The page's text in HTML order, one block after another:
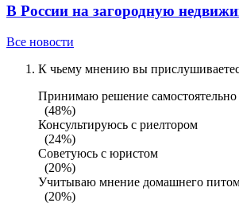
В России на загородную
Все новости
К чьему мнению вы
Принимаю решение самостоятельно
(48%)
Консультируюсь с риелтором
(24%)
Советуюсь с юристом
(20%)
Учитываю мнение домашнего
(20%)